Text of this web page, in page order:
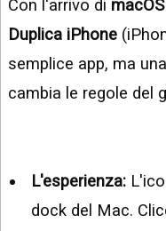
Con l'arrivo di
Duplica iPhone
semplice app, ma
cambia le regole del
L'esperienza:
dock del Mac.